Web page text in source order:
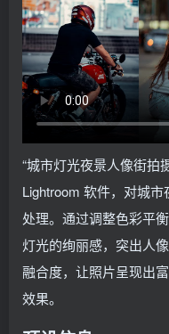
“城市灯光夜景人像街拍
Lightroom 软件，对城
处理。通过调整色彩平
灯光的绚丽感，突出人
融合度，让照片呈现出
效果。